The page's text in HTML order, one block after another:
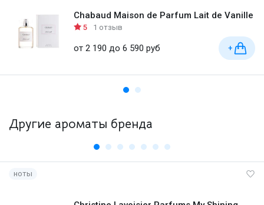
Chabaud Maison de Parfum Lait de Vanille
5 1 отзыв
от 2 190 до 6 590 руб +
Другие ароматы бренда
ноты